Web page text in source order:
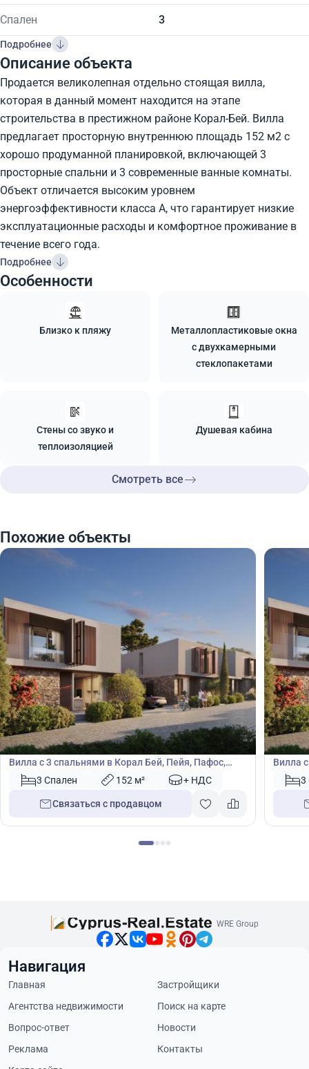
Спален 3
Подробнее
Описание объекта
Продается великолепная отдельно стоящая вилла,
которая в данный момент находится на этапе
строительства в престижном районе Корал-Бей. Вилла
предлагает просторную внутреннюю площадь 152 м2 с
хорошо продуманной планировкой, включающей 3
просторные спальни и 3 современные ванные комнаты.
Объект отличается высоким уровнем
энергоэффективности класса А, что гарантирует низкие
эксплуатационные расходы и комфортное проживание в
течение всего года.
Подробнее
Особенности
Близко к пляжу
Металлопластиковые окна
с двухкамерными
стеклопакетами
Стены со звуко и
теплоизоляцией
Душевая кабина
Смотреть все
Похожие объекты
€990 000
Вилла
Вилла с 3 спальнями в Корал Бей, Пейя, Пафос,
Кипр № 43913
3 Спален 152 м² + НДС
Связаться с продавцом
€1
Вилла
Вилла
Кипр3
WRE Group
Навигация
Главная
Застройщики
Агентства недвижимости
Поиск на карте
Вопрос-ответ
Новости
Реклама
Контакты